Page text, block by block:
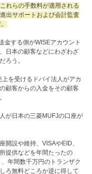
れらの手数料が適用される
出サポートおよび会計監査
金する側がWISEアカウント
日本の顧客などにわざわざ
ろう。
を受けるドバイ法人がアカ
顧客からの入金をその顧客
が日本の三菱MUFJの口座が
開設や維持、VISAやEID、
提供などを年間たったの
、年間数千万円のトランザク
ろ無料どころか逆に得して